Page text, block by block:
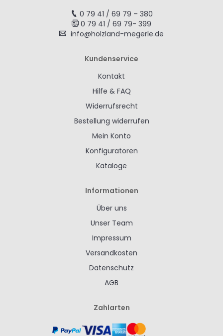
0 79 41 / 69 79 – 380
0 79 41 / 69 79- 399
info@holzland-megerle.de
Kundenservice
Kontakt
Hilfe & FAQ
Widerrufsrecht
Bestellung widerrufen
Mein Konto
Konfiguratoren
Kataloge
Informationen
Über uns
Unser Team
Impressum
Versandkosten
Datenschutz
AGB
Zahlarten